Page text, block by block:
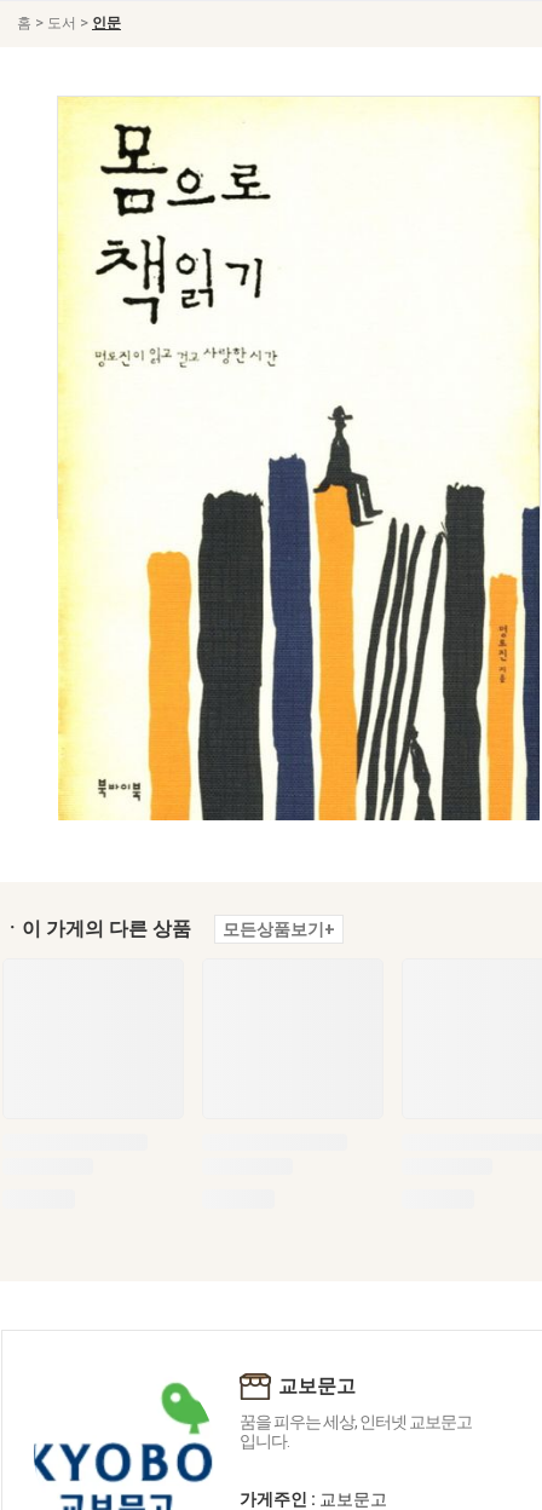
홈 > 도서 > 인문
ㆍ이 가게의 다른 상품 모든상품보기+
교보문고
꿈을 피우는 세상, 인터넷 교보문고
입니다.
가게주인 : 교보문고